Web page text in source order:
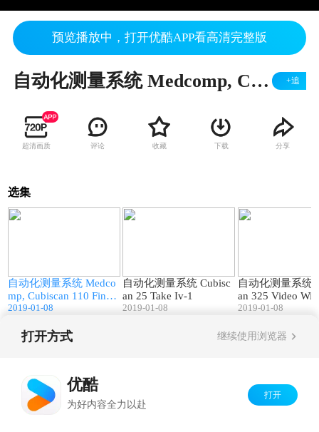
预览播放中，打开优酷APP看高清完整版
自动化测量系统 Medcomp, Cubiscan 110 Final-1 +追
超清画质 评论 收藏 下载 分享
选集
自动化测量系统 Medco
mp, Cubiscan 110 Final-
1
2019-01-08
自动化测量系统 Cubisc
an 25 Take Iv-1
2019-01-08
自动化测量系统
an 325 Video
pression Plate-1
2019-01-08
打开方式 继续使用浏览器
优酷
为好内容全力以赴
打开